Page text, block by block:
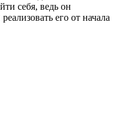
себя, ведь он
его от начала